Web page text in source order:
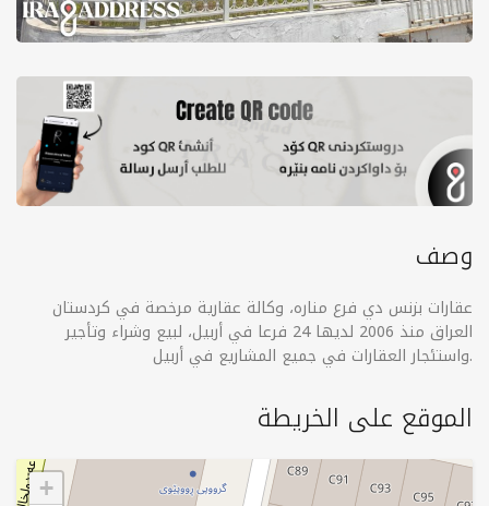
وصف
عقارات بزنس دي فرع منارە، وكالة عقارية مرخصة في كردستان
العراق منذ 2006 لديها 24 فرعا في أربيل، لبيع وشراء وتأجير
واستئجار العقارات في جميع المشاريع في أربيل.
الموقع على الخريطة
+